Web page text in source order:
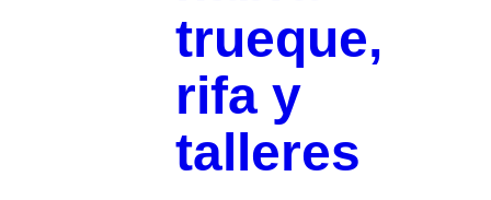
trueque,
rifa y
talleres